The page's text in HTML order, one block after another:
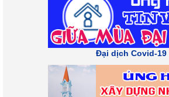
Đại dịch Covid-19